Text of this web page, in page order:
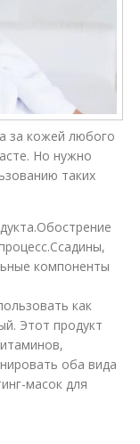
за кожей любого
Но нужно
таких
компоненты
как
Этот продукт
оба вида
масок для